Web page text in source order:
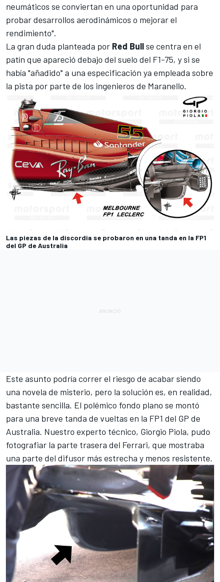
neumáticos se conviertan en una oportunidad para
probar desarrollos aerodinámicos o mejorar el
rendimiento".
La gran duda planteada por Red Bullse centra en el
patín que apareció debajo del suelo del F1-75, y si se
había "añadido" a una especificación ya empleada sobre
la pista por parte de los ingenieros de Maranello.
Las piezas de la discordia se probaron en una tanda en la FP1
del GP de Australia
Este asunto podría correr el riesgo de acabar siendo
una novela de misterio, pero la solución es, en realidad,
bastante sencilla. El polémico fondo plano se montó
para una breve tanda de vueltas en la FP1 del GP de
Australia. Nuestro experto técnico, Giorgio Piola, pudo
fotografiar la parte trasera del Ferrari, que mostraba
una parte del difusor más estrecha y menos resistente.